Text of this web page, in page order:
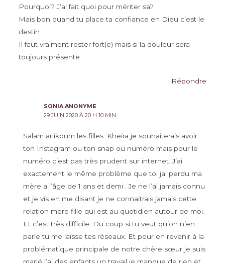
Pourquoi? J’ai fait quoi pour mériter sa?
Mais bon quand tu place ta confiance en Dieu c’est le
destin.
Il faut vraiment rester fort(e) mais si la douleur sera
toujours présente
Répondre
SONIA ANONYME
29 JUIN 2020 À 20 H 10 MIN
Salam arlikoum les filles. Kheira je souhaiterais avoir
ton Instagram ou ton snap ou numéro mais pour le
numéro c’est pas très prudent sur internet. J’ai
exactement le même problème que toi jai perdu ma
mère a l’âge de 1 ans et demi . Je ne l’ai jamais connu
et je vis en me disant je ne connaitrais jamais cette
relation mere fille qui est au quotidien autour de moi.
Et c’est très difficile. Du coup si tu veut qu’on n’en
parle tu me laisse tes réseaux. Et pour en revenir à la
problématique principale de notre chère sœur je suis